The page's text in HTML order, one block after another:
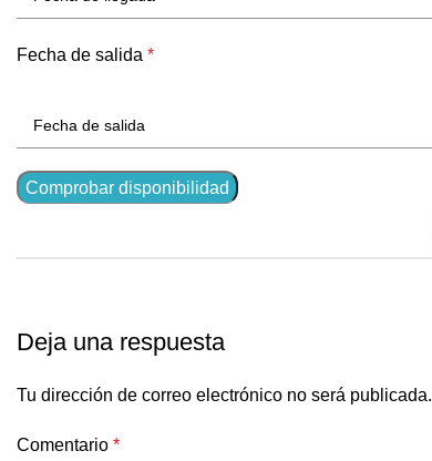
Fecha de salida *
Deja una respuesta
Tu dirección de correo electrónico no será publicada.
Comentario *